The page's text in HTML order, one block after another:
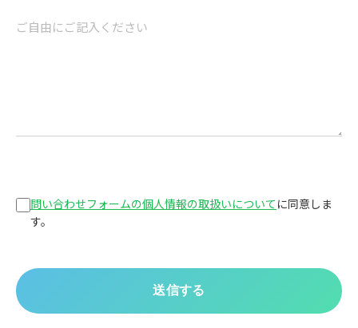
問い合わせフォームの個人情報の取扱いについて に同意しま
す。
送信する